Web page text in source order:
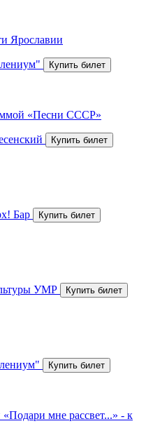
Ярославии
«Песни СССР»
Бар
УМР
мне рассвет...» - к